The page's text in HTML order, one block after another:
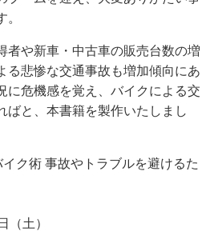
者や新車・中古車の販売台数の増
る悲惨な交通事故も増加傾向にあ
に危機感を覚え、バイクによる交
ばと、本書籍を製作いたしまし
ク術 事故やトラブルを避けるた
（土）